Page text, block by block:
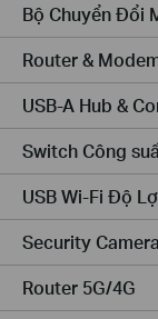
Bộ Chuyển Đổi
Router &
USB-A Hub &
Switch Công
USB Wi-Fi Độ
Security
Router 5G/4G